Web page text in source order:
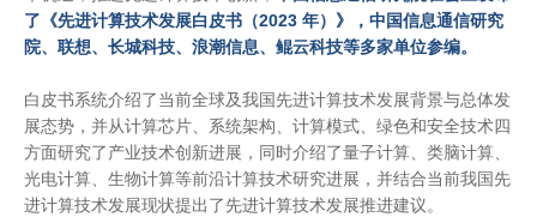
了《先进计算技术发展白皮书（2023 年）》，中国信息通信研究
院、联想、长城科技、浪潮信息、鲲云科技等多家单位参编。
白皮书系统介绍了当前全球及我国先进计算技术发展背景与总体发
展态势，并从计算芯片、系统架构、计算模式、绿色和安全技术四
方面研究了产业技术创新进展，同时介绍了量子计算、类脑计算、
光电计算、生物计算等前沿计算技术研究进展，并结合当前我国先
进计算技术发展现状提出了先进计算技术发展推进建议。